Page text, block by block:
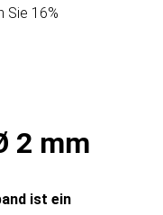
Sie 16%
2 mm
ist ein